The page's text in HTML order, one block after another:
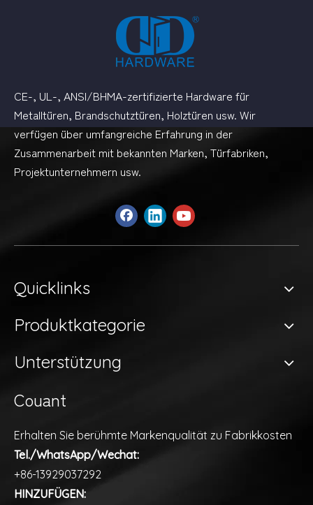
CE-, UL-, ANSI/BHMA-zertifizierte Hardware für
Metalltüren, Brandschutztüren, Holztüren usw. Wir
verfügen über umfangreiche Erfahrung in der
Zusammenarbeit mit bekannten Marken, Türfabriken,
Projektunternehmern usw.
Quicklinks
Produktkategorie
Unterstützung
Couant
Erhalten Sie berühmte Markenqualität zu Fabrikkosten
Tel./WhatsApp/Wechat:
+86-13929037292
HINZUFÜGEN: